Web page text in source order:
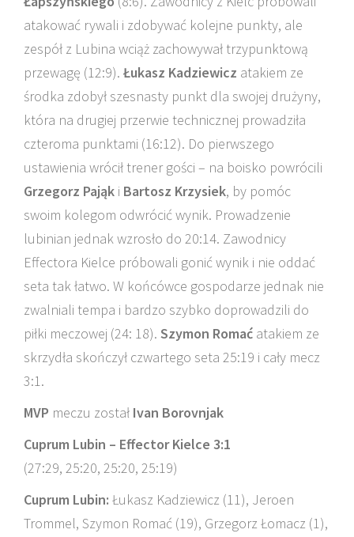
atakować rywali i zdobywać kolejne punkty, ale
zespół z Lubina wciąż zachowywał trzypunktową
przewagę (12:9). Łukasz Kadziewicz atakiem ze
środka zdobył szesnasty punkt dla swojej drużyny,
która na drugiej przerwie technicznej prowadziła
czteroma punktami (16:12). Do pierwszego
ustawienia wrócił trener gości – na boisko powrócili
Grzegorz Pająk i Bartosz Krzysiek, by pomóc
swoim kolegom odwrócić wynik. Prowadzenie
lubinian jednak wzrosło do 20:14. Zawodnicy
Effectora Kielce próbowali gonić wynik i nie oddać
seta tak łatwo. W końcówce gospodarze jednak nie
zwalniali tempa i bardzo szybko doprowadzili do
piłki meczowej (24: 18). Szymon Romać atakiem ze
skrzydła skończył czwartego seta 25:19 i cały mecz
3:1.
MVP meczu został Ivan Borovnjak
Cuprum Lubin – Effector Kielce 3:1
(27:29, 25:20, 25:20, 25:19)
Cuprum Lubin: Łukasz Kadziewicz (11), Jeroen
Trommel, Szymon Romać (19), Grzegorz Łomacz (1),